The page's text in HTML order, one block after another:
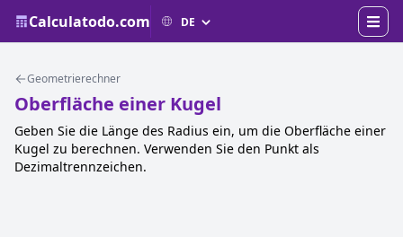
Calculatodo.com
Geometrierechner
Oberfläche einer Kugel
Geben Sie die Länge des Radius ein, um die Oberfläche einer
Kugel zu berechnen. Verwenden Sie den Punkt als
Dezimaltrennzeichen.